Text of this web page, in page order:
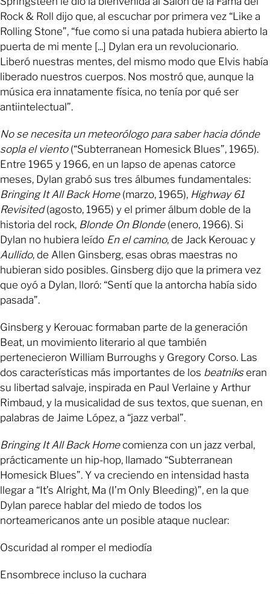
Rock & Roll dijo que, al escuchar por primera vez “Like a
Rolling Stone”, “fue como si una patada hubiera abierto la
puerta de mi mente [...] Dylan era un revolucionario.
Liberó nuestras mentes, del mismo modo que Elvis había
liberado nuestros cuerpos. Nos mostró que, aunque la
música era innatamente física, no tenía por qué ser
antiintelectual”.
No se necesita un meteorólogo para saber hacia dónde
sopla el viento (“Subterranean Homesick Blues”, 1965).
Entre 1965 y 1966, en un lapso de apenas catorce
meses, Dylan grabó sus tres álbumes fundamentales:
Bringing It All Back Home(marzo, 1965), Highway 61
Revisited(agosto, 1965) y el primer álbum doble de la
historia del rock, Blonde On Blonde (enero, 1966). Si
Dylan no hubiera leído En el camino, de Jack Kerouac y
Aullido, de Allen Ginsberg, esas obras maestras no
hubieran sido posibles. Ginsberg dijo que la primera vez
que oyó a Dylan, lloró: “Sentí que la antorcha había sido
pasada”.
Ginsberg y Kerouac formaban parte de la generación
Beat, un movimiento literario al que también
pertenecieron William Burroughs y Gregory Corso. Las
dos características más importantes de los beatnikseran
su libertad salvaje, inspirada en Paul Verlaine y Arthur
Rimbaud, y la musicalidad de sus textos, que suenan, en
palabras de Jaime López, a “jazz verbal”.
Bringing It All Back Homecomienza con un jazz verbal,
prácticamente un hip-hop, llamado “Subterranean
Homesick Blues”. Y va creciendo en intensidad hasta
llegar a “It’s Alright, Ma (I’m Only Bleeding)”, en la que
Dylan parece hablar del miedo de todos los
norteamericanos ante un posible ataque nuclear:
Oscuridad al romper el mediodía
Ensombrece incluso la cuchara